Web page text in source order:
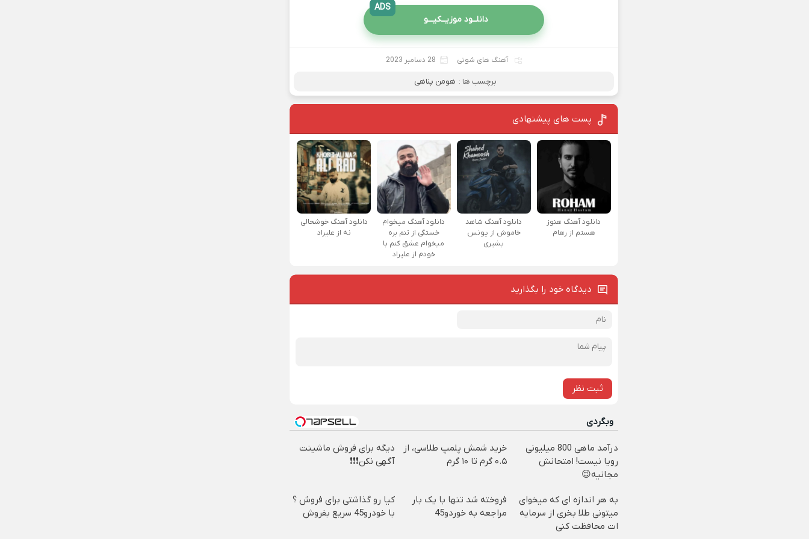
دانلــود موزیــکیـــو
ADS
آهنگ های شوتی 28 دسامبر 2023
برچسب ها : هومن پناهی
پست های پیشنهادی
دانلود آهنگ هنوز
هستم از رهام
دانلود آهنگ شاهد
خاموش از یونس
بشیری
دانلود آهنگ میخوام
خستگی از تنم بره
میخوام عشق کنم با
خودم از علیراد
دانلود آهنگ خوشحالی
نه از علیراد
دیدگاه خود را بگذارید
ثبت نظر
وبگردی
درآمد ماهی 800 میلیونی
رویا نیست! امتحانش
مجانیه😉
خرید شمش پلمپ طلاسی، از
۰.۵ گرم تا ۱۰ گرم
دیگه برای فروش ماشینت
آگهی نکن❗❗❗
به هر اندازه ای که میخوای
میتونی طلا بخری از سرمایه
ات محافظت کنی
فروخته شد تنها با یک بار
مراجعه به خوردو45
کیا رو گذاشتی برای فروش ؟
با خودرو45 سریع بفروش